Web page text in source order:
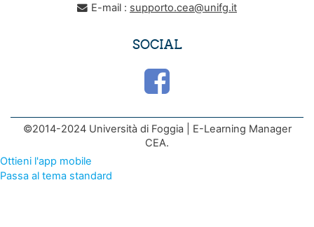
E-mail : supporto.cea@unifg.it
SOCIAL
©2014-2024 Università di Foggia | E-Learning Manager
CEA.
Ottieni l'app mobile
Passa al tema standard